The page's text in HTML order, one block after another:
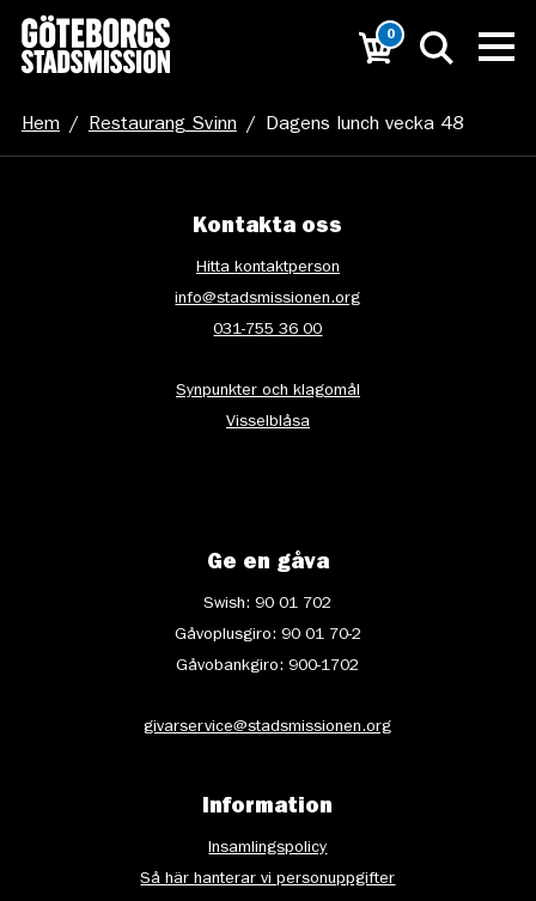
0
Hem / Restaurang Svinn / Dagens lunch vecka 48
Kontakta oss
Hitta kontaktperson
info@stadsmissionen.org
031-755 36 00
Synpunkter och klagomål
Visselblåsa
Ge en gåva
Swish: 90 01 702
Gåvoplusgiro: 90 01 70-2
Gåvobankgiro: 900-1702
givarservice@stadsmissionen.org
Information
Insamlingspolicy
Så här hanterar vi personuppgifter